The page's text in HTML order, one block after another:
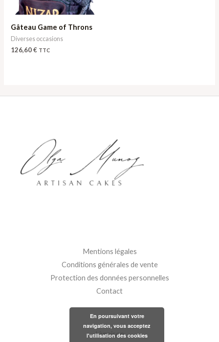
Gâteau Game of Throns
Diverses occasions
126,60€ TTC
Mentions légales
Conditions générales de vente
Protection des données personnelles
Contact
Livraison
En poursuivant votre
navigation, vous acceptez
l'utilisation des cookies